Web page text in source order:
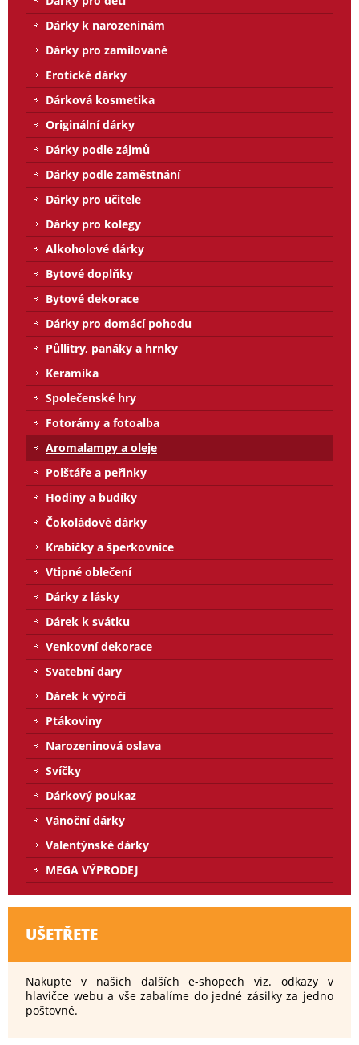
Dárky k narozeninám
Dárky pro zamilované
Erotické dárky
Dárková kosmetika
Originální dárky
Dárky podle zájmů
Dárky podle zaměstnání
Dárky pro učitele
Dárky pro kolegy
Alkoholové dárky
Bytové doplňky
Bytové dekorace
Dárky pro domácí pohodu
Půllitry, panáky a hrnky
Keramika
Společenské hry
Fotorámy a fotoalba
Aromalampy a oleje
Polštáře a peřinky
Hodiny a budíky
Čokoládové dárky
Krabičky a šperkovnice
Vtipné oblečení
Dárky z lásky
Dárek k svátku
Venkovní dekorace
Svatební dary
Dárek k výročí
Ptákoviny
Narozeninová oslava
Svíčky
Dárkový poukaz
Vánoční dárky
Valentýnské dárky
MEGA VÝPRODEJ
UŠETŘETE
Nakupte v našich dalších e-shopech viz. odkazy v
hlavičce webu a vše zabalíme do jedné zásilky za jedno
poštovné.